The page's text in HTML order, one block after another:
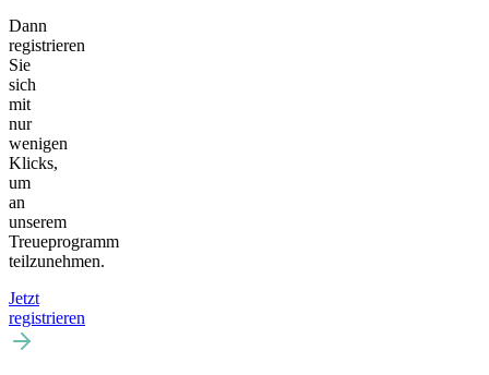
Dann
registrieren
Sie
sich
mit
nur
wenigen
Klicks,
um
an
unserem
Treueprogramm
teilzunehmen.
Jetzt
registrieren